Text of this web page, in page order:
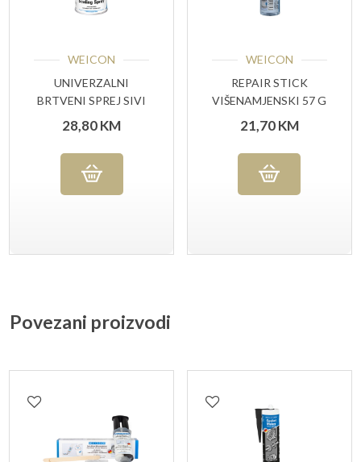
WEICON
UNIVERZALNI
BRTVENI SPREJ SIVI
400 ML
28,80KM
WEICON
REPAIR STICK
VIŠENAMJENSKI 57 G
21,70KM
Povezani proizvodi